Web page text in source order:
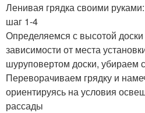
Ленивая грядка своими руками:
шаг 1-4
Определяемся с высотой доски
зависимости от места
шуруповертом доски, убираем
Переворачиваем грядку и
ориентируясь на условия
рассады